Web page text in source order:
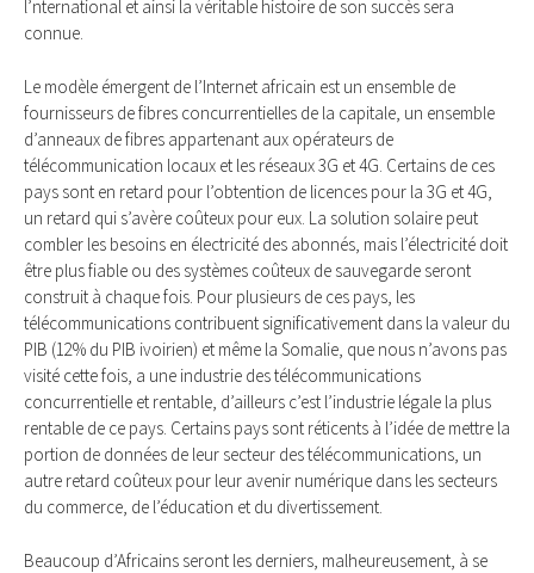
l’nternational et ainsi la véritable histoire de son succès sera
connue.
Le modèle émergent de l’Internet africain est un ensemble de
fournisseurs de fibres concurrentielles de la capitale, un ensemble
d’anneaux de fibres appartenant aux opérateurs de
télécommunication locaux et les réseaux 3G et 4G. Certains de ces
pays sont en retard pour l’obtention de licences pour la 3G et 4G,
un retard qui s’avère coûteux pour eux. La solution solaire peut
combler les besoins en électricité des abonnés, mais l’électricité doit
être plus fiable ou des systèmes coûteux de sauvegarde seront
construit à chaque fois. Pour plusieurs de ces pays, les
télécommunications contribuent significativement dans la valeur du
PIB (12% du PIB ivoirien) et même la Somalie, que nous n’avons pas
visité cette fois, a une industrie des télécommunications
concurrentielle et rentable, d’ailleurs c’est l’industrie légale la plus
rentable de ce pays. Certains pays sont réticents à l’idée de mettre la
portion de données de leur secteur des télécommunications, un
autre retard coûteux pour leur avenir numérique dans les secteurs
du commerce, de l’éducation et du divertissement.
Beaucoup d’Africains seront les derniers, malheureusement, à se